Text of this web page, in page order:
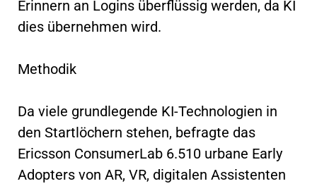
Erinnern an Logins überflüssig werden, da KI
dies übernehmen wird.
Methodik
Da viele grundlegende KI-Technologien in
den Startlöchern stehen, befragte das
Ericsson ConsumerLab 6.510 urbane Early
Adopters von AR, VR, digitalen Assistenten